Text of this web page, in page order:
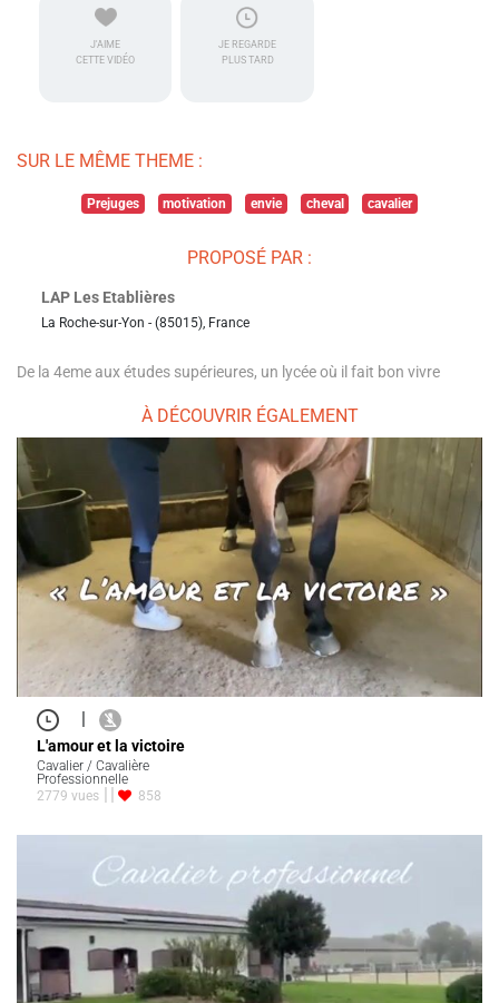
J'AIME
CETTE VIDÉO
JE REGARDE
PLUS TARD
SUR LE MÊME THEME :
Prejuges motivation envie cheval cavalier
PROPOSÉ PAR :
LAP Les Etablières
La Roche-sur-Yon - (85015), France
De la 4eme aux études supérieures, un lycée où il fait bon vivre
À DÉCOUVRIR ÉGALEMENT
L'amour et la victoire
Cavalier / Cavalière
Professionnelle
2779 vues
858